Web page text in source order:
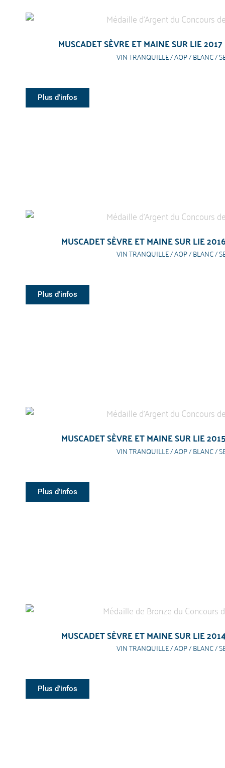
MUSCADET SÈVRE ET MAINE SUR LIE 2017
VIN TRANQUILLE / AOP / BLANC /
Plus d'infos
MUSCADET SÈVRE ET MAINE SUR LIE
VIN TRANQUILLE / AOP / BLANC /
Plus d'infos
MUSCADET SÈVRE ET MAINE SUR LIE
VIN TRANQUILLE / AOP / BLANC /
Plus d'infos
MUSCADET SÈVRE ET MAINE SUR LIE
VIN TRANQUILLE / AOP / BLANC /
Plus d'infos